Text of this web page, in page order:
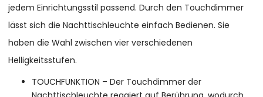
jedem Einrichtungsstil passend. Durch den Touchdimmer
lässt sich die Nachttischleuchte einfach Bedienen. Sie
haben die Wahl zwischen vier verschiedenen
Helligkeitsstufen.
TOUCHFUNKTION – Der Touchdimmer der